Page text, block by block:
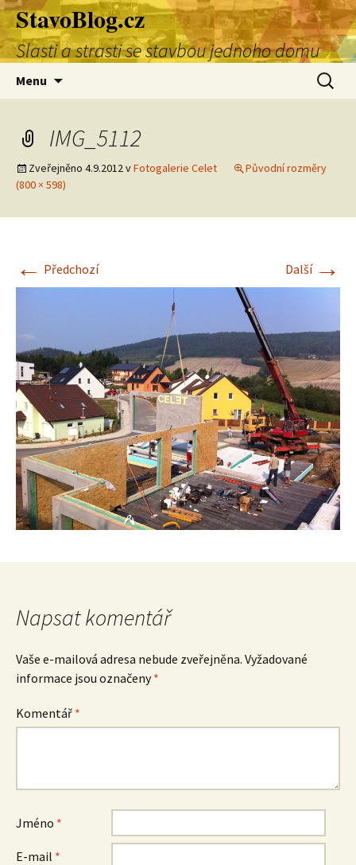
Přejít
k
obsahu
webu
StavoBlog.cz
Slasti a strasti se stavbou jednoho domu
Menu
IMG_5112
Zveřejněno 4.9.2012vFotogalerie Celet
Původní rozměry
(800 × 598)
← Předchozí Další →
Napsat komentář
Vaše e-mailová adresa nebude zveřejněna. Vyžadované
informace jsou označeny*
Komentář *
Jméno *
E-mail *